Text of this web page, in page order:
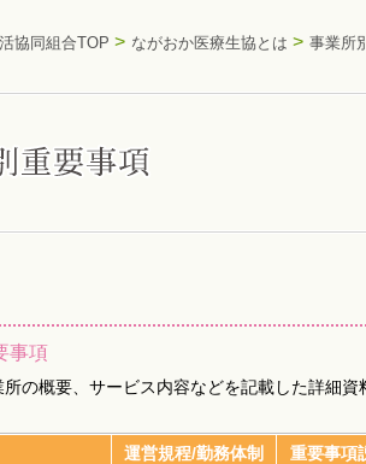
協同組合TOP > ながおか医療生協とは > 事業所
事項
所の概要、サービス内容などを記載した詳細
運営規程/勤務体制 重要事項